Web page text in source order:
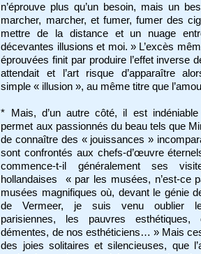
n’éprouve plus qu’un besoin, mais un
marcher, marcher, et fumer, fumer des
mettre de la distance et un nuage
décevantes illusions et moi. » L’excès
éprouvées finit par produire l’effet inverse
attendait et l’art risque d’apparaître
simple « illusion », au même titre que
* Mais, d’un autre côté, il est
permet aux passionnés du beau tels que
de connaître des « jouissances »
sont confrontés aux chefs-d’œuvre
commence-t-il généralement ses
hollandaises « par les musées, n’est-ce
musées magnifiques où, devant le génie
de Vermeer, je suis venu oublier
parisiennes, les pauvres esthétiques,
démentes, de nos esthéticiens… » Mais
des joies solitaires et silencieuses, que